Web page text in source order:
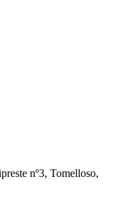
nº3, Tomelloso,